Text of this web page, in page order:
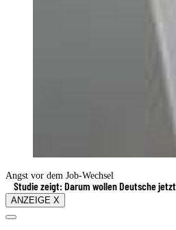
Angst vor dem Job-Wechsel
Studie zeigt: Darum wollen Deutsche
ANZEIGE X